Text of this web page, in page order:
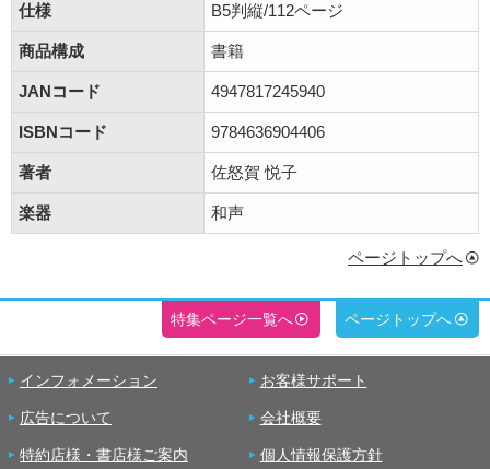
仕様 B5判縦/112ページ
商品構成 書籍
JANコード 4947817245940
ISBNコード 9784636904406
著者 佐怒賀 悦子
楽器 和声
ページトップへ
特集ページ一覧へ ページトップへ
インフォメーション お客様サポート
広告について 会社概要
特約店様・書店様ご案内 個人情報保護方針